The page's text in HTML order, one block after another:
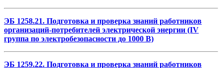
ЭБ 1258.21. Подготовка и проверка знаний работников
организаций-потребителей электрической энергии (IV
группа по электробезопасности до 1000 В)
ЭБ 1259.22. Подготовка и проверка знаний работников